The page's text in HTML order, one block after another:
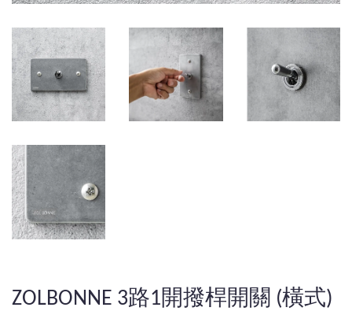
ZOLBONNE 3路1開撥桿開關 (橫式)